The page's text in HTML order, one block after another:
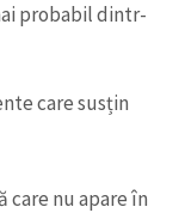
probabil dintr-
care susțin
care nu apare în